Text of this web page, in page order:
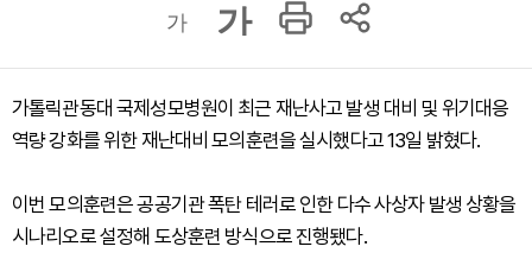
가 가
가톨릭관동대 국제성모병원이 최근 재난사고 발생 대비 및 위기대응
역량 강화를 위한 재난대비 모의훈련을 실시했다고 13일 밝혔다.
이번 모의훈련은 공공기관 폭탄 테러로 인한 다수 사상자 발생 상황을
시나리오로 설정해 도상훈련 방식으로 진행됐다.